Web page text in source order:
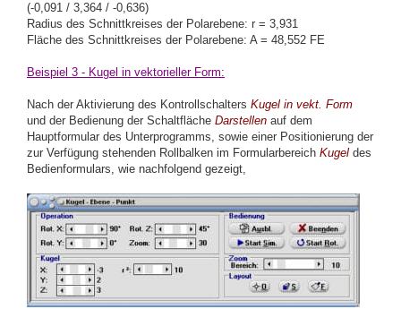
(-0,091 / 3,364 / -0,636)
Radius des Schnittkreises der Polarebene: r = 3,931
Fläche des Schnittkreises der Polarebene: A = 48,552 FE
Beispiel 3 - Kugel in vektorieller Form:
Nach der Aktivierung des Kontrollschalters Kugel in vekt. Form
und der Bedienung der Schaltfläche Darstellen auf dem
Hauptformular des Unterprogramms, sowie einer Positionierung der
zur Verfügung stehenden Rollbalken im Formularbereich Kugel des
Bedienformulars, wie nachfolgend gezeigt,